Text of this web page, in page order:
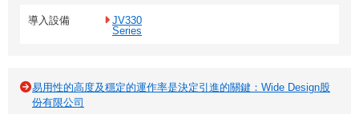
導入設備
JV330
Series
易用性的高度及穩定的運作率是決定引進的關鍵：Wide Design股
份有限公司